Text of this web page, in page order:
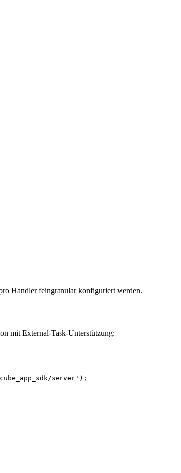
Handler feingranular konfiguriert werden.
mit External-Task-Unterstützung:
server' );